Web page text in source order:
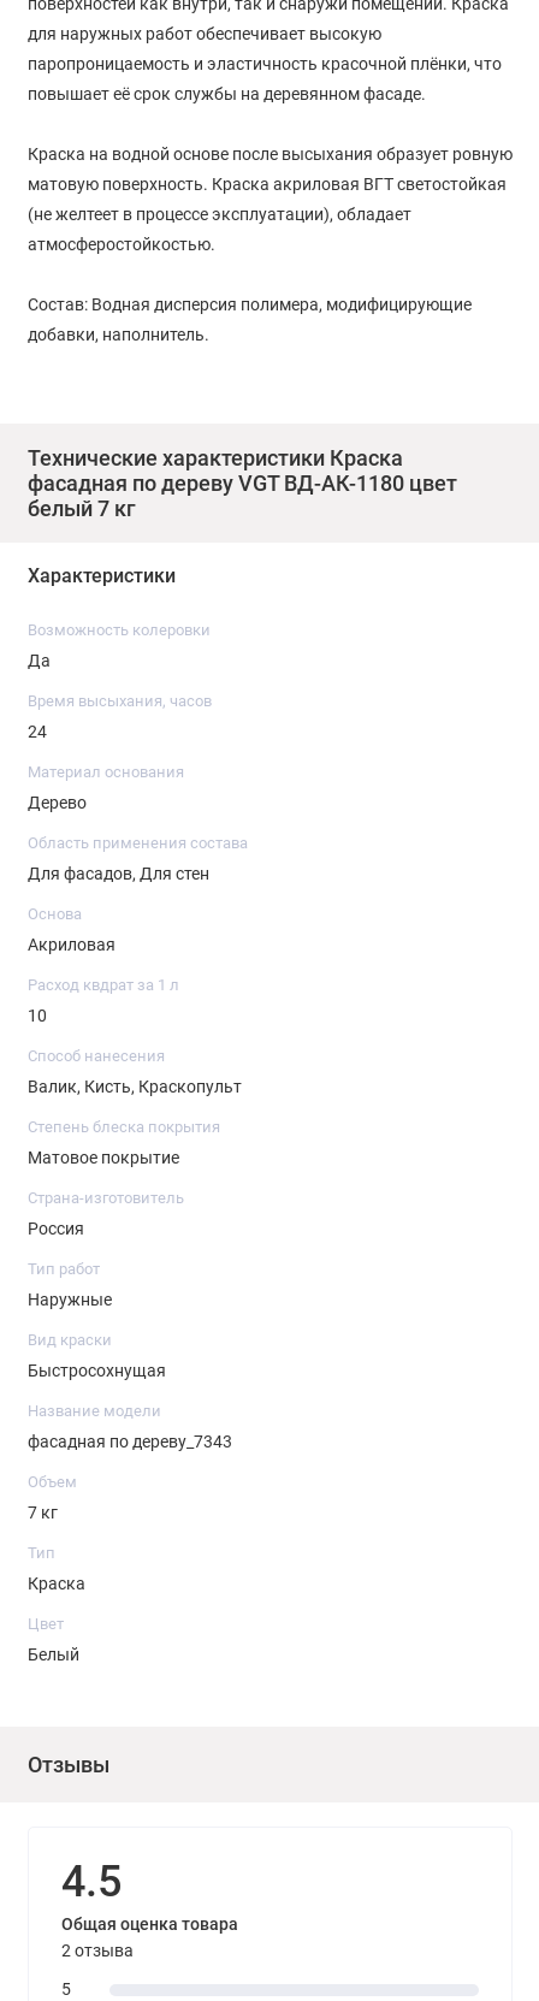
поверхностей как внутри, так и снаружи помещений. Краска
для наружных работ обеспечивает высокую
паропроницаемость и эластичность красочной плёнки, что
повышает её срок службы на деревянном фасаде.
Краска на водной основе после высыхания образует ровную
матовую поверхность. Краска акриловая ВГТ светостойкая
(не желтеет в процессе эксплуатации), обладает
атмосферостойкостью.
Состав: Водная дисперсия полимера, модифицирующие
добавки, наполнитель.
Белизна краски не менее 90%.
Технические характеристики Краска
фасадная по дереву VGT ВД-АК-1180 цвет
белый 7 кг
Характеристики
Возможность колеровки
Да
Время высыхания, часов
24
Материал основания
Дерево
Область применения состава
Для фасадов, Для стен
Основа
Акриловая
Расход квдрат за 1 л
10
Способ нанесения
Валик, Кисть, Краскопульт
Степень блеска покрытия
Матовое покрытие
Страна-изготовитель
Россия
Тип работ
Наружные
Вид краски
Быстросохнущая
Название модели
фасадная по дереву_7343
Объем
7 кг
Тип
Краска
Цвет
Белый
Отзывы
4.5
Общая оценка товара
2 отзыва
5